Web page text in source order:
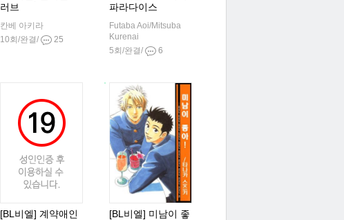
러브
칸베 아키라
10회/완결/
25
파라다이스
Futaba Aoi/Mitsuba
Kurenai
5회/완결/
6
[BL비엘] 계약애인
[BL비엘] 미남이 좋